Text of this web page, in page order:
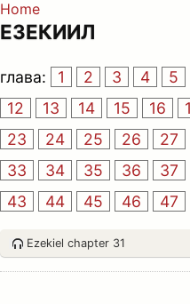
Home
ЕЗЕКИИЛ
глава: 1 2 3 4 5
12
13 14 15 16
23
24 25 26 27
33
34 35 36 37
43
44 45 46 47
Ezekiel chapter 31